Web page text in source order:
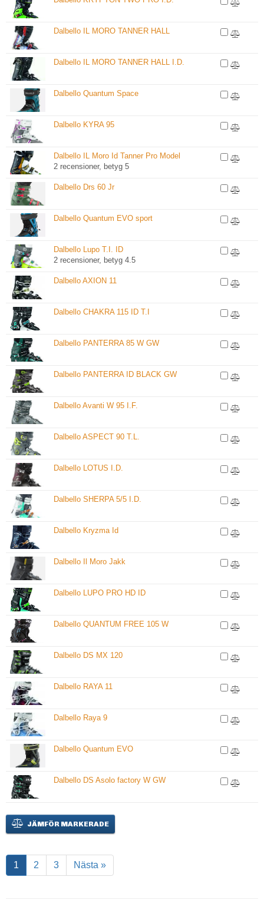
Dalbello IL MORO TANNER HALL
Dalbello IL MORO TANNER HALL I.D.
Dalbello Quantum Space
Dalbello KYRA 95
Dalbello IL Moro Id Tanner Pro Model
2 recensioner, betyg 5
Dalbello Drs 60 Jr
Dalbello Quantum EVO sport
Dalbello Lupo T.I. ID
2 recensioner, betyg 4.5
Dalbello AXION 11
Dalbello CHAKRA 115 ID T.I
Dalbello PANTERRA 85 W GW
Dalbello PANTERRA ID BLACK GW
Dalbello Avanti W 95 I.F.
Dalbello ASPECT 90 T.L.
Dalbello LOTUS I.D.
Dalbello SHERPA 5/5 I.D.
Dalbello Kryzma Id
Dalbello Il Moro Jakk
Dalbello LUPO PRO HD ID
Dalbello QUANTUM FREE 105 W
Dalbello DS MX 120
Dalbello RAYA 11
Dalbello Raya 9
Dalbello Quantum EVO
Dalbello DS Asolo factory W GW
JÄMFÖR MARKERADE
1 2 3 Nästa »